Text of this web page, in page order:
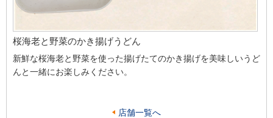
桜海老と野菜のかき揚げうどん
新鮮な桜海老と野菜を使った揚げたてのかき揚げを美味しいうど
んと一緒にお楽しみください。
店舗一覧へ